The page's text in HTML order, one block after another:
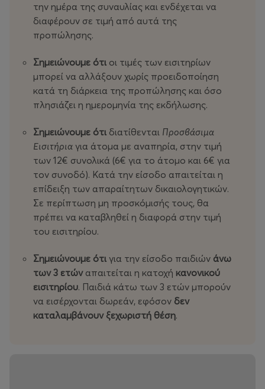
την ημέρα της συναυλίας και ενδέχεται να
διαφέρουν σε τιμή από αυτά της
προπώλησης.
Σημειώνουμε ότι οι τιμές των εισιτηρίων
μπορεί να αλλάξουν χωρίς προειδοποίηση
κατά τη διάρκεια της προπώλησης και όσο
πλησιάζει η ημερομηνία της εκδήλωσης.
Σημειώνουμε ότι διατίθενται Προσβάσιμα
Εισιτήρια για άτομα με αναπηρία, στην τιμή
των 12€ συνολικά (6€ για το άτομο και 6€ για
τον συνοδό). Κατά την είσοδο απαιτείται η
επίδειξη των απαραίτητων δικαιολογητικών.
Σε περίπτωση μη προσκόμισής τους, θα
πρέπει να καταβληθεί η διαφορά στην τιμή
του εισιτηρίου.
Σημειώνουμε ότι για την είσοδο παιδιών άνω
των 3 ετώναπαιτείται η κατοχή κανονικού
εισιτηρίου. Παιδιά κάτω των 3 ετών μπορούν
να εισέρχονται δωρεάν, εφόσον δεν
καταλαμβάνουν ξεχωριστή θέση.